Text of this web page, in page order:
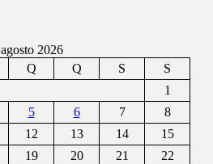
agosto 2026
Q Q S
S
1
5 6 7
8
12 13 14
15
19 20 21
22